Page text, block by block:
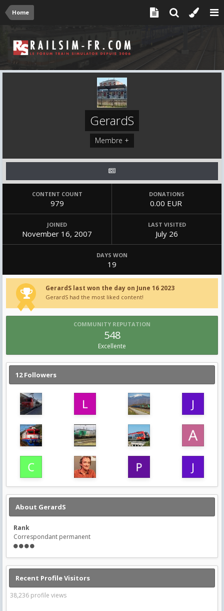
Home
GerardS
Membre +
CONTENT COUNT
979
DONATIONS
0.00 EUR
JOINED
November 16, 2007
LAST VISITED
July 26
DAYS WON
19
GerardS last won the day on June 16 2023
GerardS had the most liked content!
COMMUNITY REPUTATION
548
Excellente
12 Followers
About GerardS
Rank
Correspondant permanent
Recent Profile Visitors
38,236 profile views